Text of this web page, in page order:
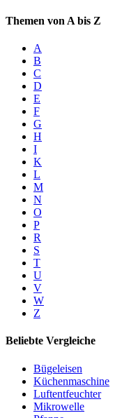
Themen von A bis Z
A
B
C
D
E
F
G
H
I
K
L
M
N
O
P
R
S
T
U
V
W
Z
Beliebte Vergleiche
Bügeleisen
Küchenmaschine
Luftentfeuchter
Mikrowelle